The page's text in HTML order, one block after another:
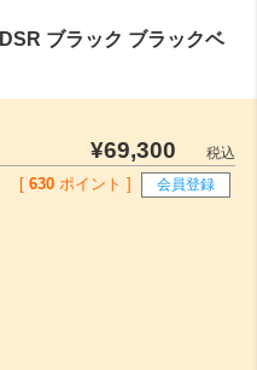
ブラック ブラックベ
¥69,300
税込
630 ポイント ] 会員登録